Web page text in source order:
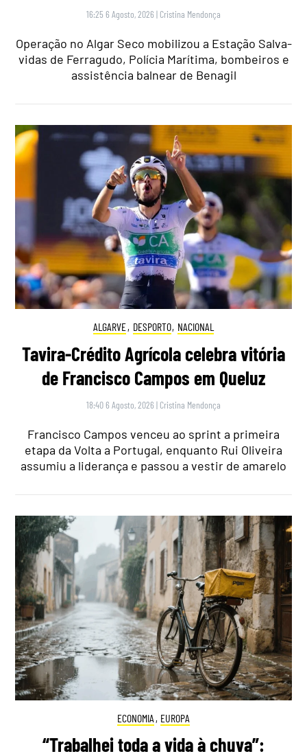
16:25 6 Agosto, 2026 | Cristina Mendonça
Operação no Algar Seco mobilizou a Estação Salva-
vidas de Ferragudo, Polícia Marítima, bombeiros e
assistência balnear de Benagil
ALGARVE, DESPORTO, NACIONAL
Tavira-Crédito Agrícola celebra vitória
de Francisco Campos em Queluz
18:40 6 Agosto, 2026 | Cristina Mendonça
Francisco Campos venceu ao sprint a primeira
etapa da Volta a Portugal, enquanto Rui Oliveira
assumiu a liderança e passou a vestir de amarelo
ECONOMIA , EUROPA
“Trabalhei toda a vida à chuva”: